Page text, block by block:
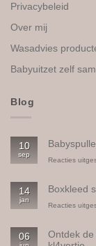
Privacybeleid
Over mij
Wasadvies
Babyuitzet zelf
Blog
10
sep
Reacties
14
jan
Boxkleed
Reacties
06
Ontdek